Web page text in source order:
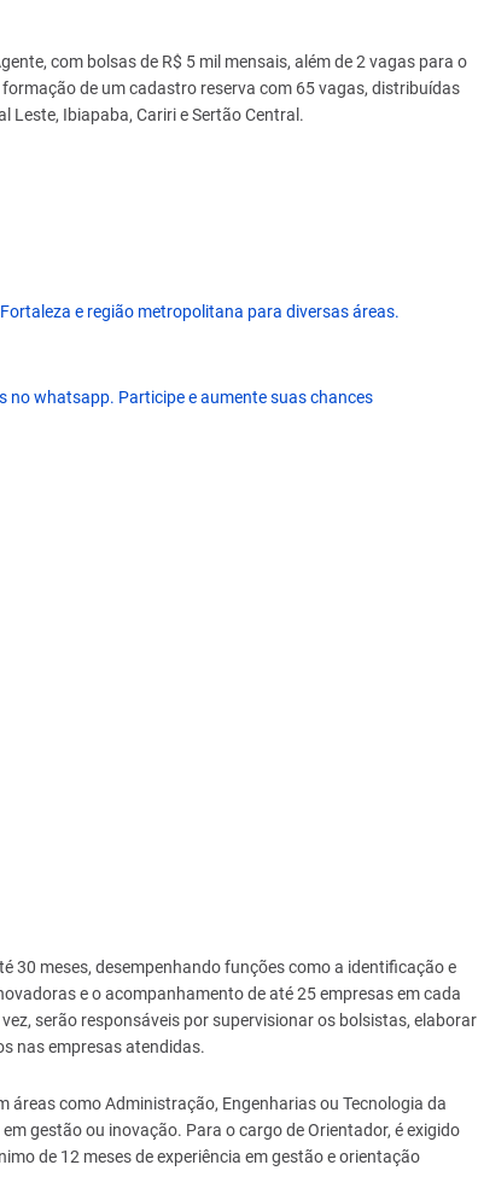
com bolsas de R$ 5 mil mensais, além de 2 vagas para o
de um cadastro reserva com 65 vagas, distribuídas
Leste, Ibiapaba, Cariri e Sertão Central.
e região metropolitana para diversas áreas.
no whatsapp. Participe e aumente suas chances
30 meses, desempenhando funções como a identificação e
e o acompanhamento de até 25 empresas em cada
serão responsáveis por supervisionar os bolsistas, elaborar
nas empresas atendidas.
áreas como Administração, Engenharias ou Tecnologia da
gestão ou inovação. Para o cargo de Orientador, é exigido
de 12 meses de experiência em gestão e orientação